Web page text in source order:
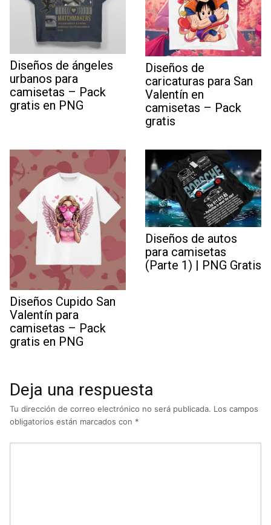
Diseños de ángeles
urbanos para
camisetas – Pack
gratis en PNG
Diseños de
caricaturas para San
Valentín en
camisetas – Pack
gratis
Diseños Cupido San
Valentín para
camisetas – Pack
gratis en PNG
Diseños de autos
para camisetas
(Parte 1) | PNG Gratis
Deja una respuesta
Tu dirección de correo electrónico no será publicada. Los campos
obligatorios están marcados con *